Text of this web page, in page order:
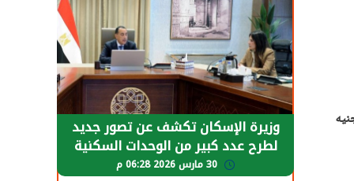
دولي وزيرة الإسكان تكشف عن تصور جديد
لطرح عدد كبير من الوحدات السكنية
بنظام الإيجار